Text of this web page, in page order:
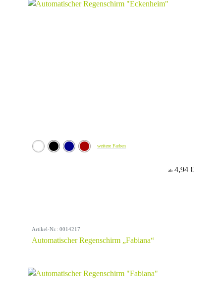
weitere Farben
ab 4,94 €
Artikel-Nr.: 0014217
Automatischer Regenschirm „Fabiana“